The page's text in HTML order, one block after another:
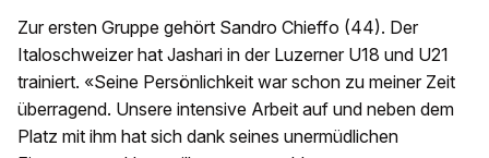
Zur ersten Gruppe gehört Sandro Chieffo (44). Der
Italoschweizer hat Jashari in der Luzerner U18 und U21
trainiert. «Seine Persönlichkeit war schon zu meiner Zeit
überragend. Unsere intensive Arbeit auf und neben dem
Platz mit ihm hat sich dank seines unermüdlichen